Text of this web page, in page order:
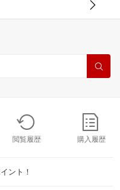
閲覧履歴 購入履歴
ント！